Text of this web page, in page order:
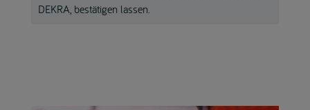
DEKRA, bestätigen lassen.